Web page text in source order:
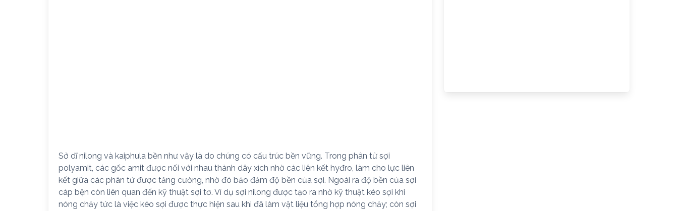
Sở dĩ nilong và kaiphula bền như vậy là do chúng có cấu trúc bền vững. Trong phân tử sợi
polyamit, các gốc amit được nối với nhau thành dây xích nhờ các liên kết hyđro, làm cho lực liên
kết giữa các phân tử được tăng cường, nhờ đó bảo đảm độ bền của sợi. Ngoài ra độ bền của sợi
cáp bện còn liên quan đến kỹ thuật sợi tơ. Ví dụ sợi nilong được tạo ra nhờ kỹ thuật kéo sợi khi
nóng chảy tức là việc kéo sợi được thực hiện sau khi đã làm vật liệu tổng hợp nóng chảy; còn sợi